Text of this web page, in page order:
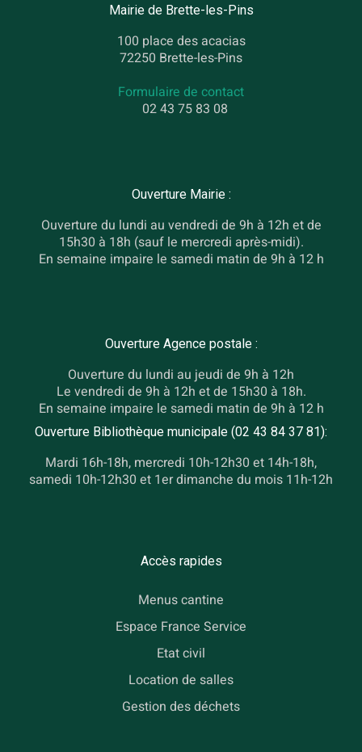
Mairie de Brette-les-Pins
100 place des acacias
72250 Brette-les-Pins
Formulaire de contact
02 43 75 83 08
Ouverture Mairie :
Ouverture du lundi au vendredi de 9h à 12h et de
15h30 à 18h (sauf le mercredi après-midi).
En semaine impaire le samedi matin de 9h à 12 h
Ouverture Agence postale :
Ouverture du lundi au jeudi de 9h à 12h
Le vendredi de 9h à 12h et de 15h30 à 18h.
En semaine impaire le samedi matin de 9h à 12 h
Ouverture Bibliothèque municipale (02 43 84 37 81):
Mardi 16h-18h, mercredi 10h-12h30 et 14h-18h,
samedi 10h-12h30 et 1er dimanche du mois 11h-12h
Accès rapides
Menus cantine
Espace France Service
Etat civil
Location de salles
Gestion des déchets